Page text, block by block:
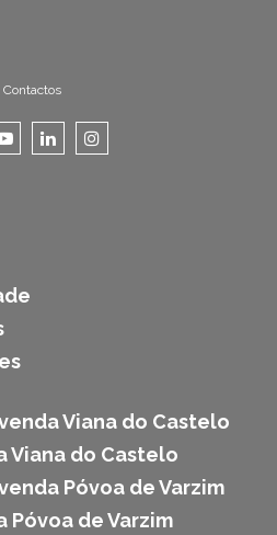
Contactos
Viana do Castelo
Viana do Castelo
Póvoa de Varzim
Póvoa de Varzim